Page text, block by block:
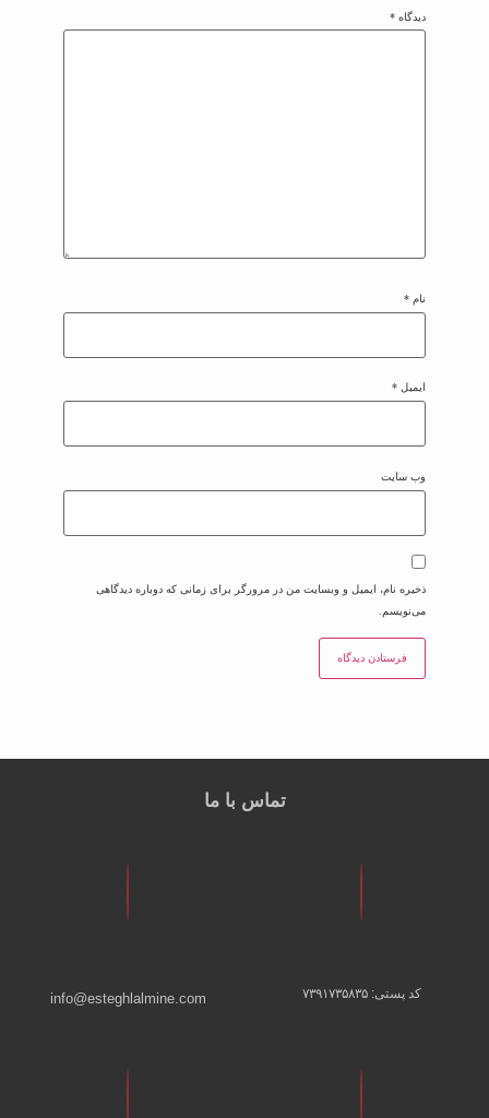
دیدگاه*
نام*
ایمیل*
وب‌ سایت
ذخیره نام، ایمیل و وبسایت من در مرورگر برای زمانی که دوباره دیدگاهی
می‌نویسم.
تماس با ما
کد پستی: ۷۳۹۱۷۳۵۸۳۵ info@esteghlalmine.com